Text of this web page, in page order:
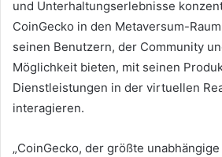
und Unterhaltungserlebnisse
CoinGecko in den Metaversum-
seinen Benutzern, der Community
Möglichkeit bieten, mit seinen
Dienstleistungen in der virtuellen
interagieren.
„CoinGecko, der größte unabhängige